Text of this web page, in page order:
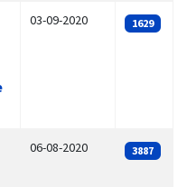
03-09-2020 1629
06-08-2020 3887